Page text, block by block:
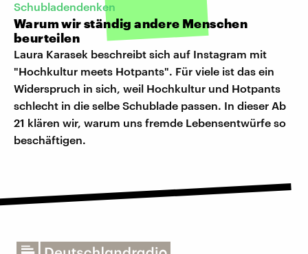
Schubladendenken
Warum wir ständig andere Menschen
beurteilen
Laura Karasek beschreibt sich auf Instagram mit
"Hochkultur meets Hotpants". Für viele ist das ein
Widerspruch in sich, weil Hochkultur und Hotpants
schlecht in die selbe Schublade passen. In dieser Ab
21 klären wir, warum uns fremde Lebensentwürfe so
beschäftigen.